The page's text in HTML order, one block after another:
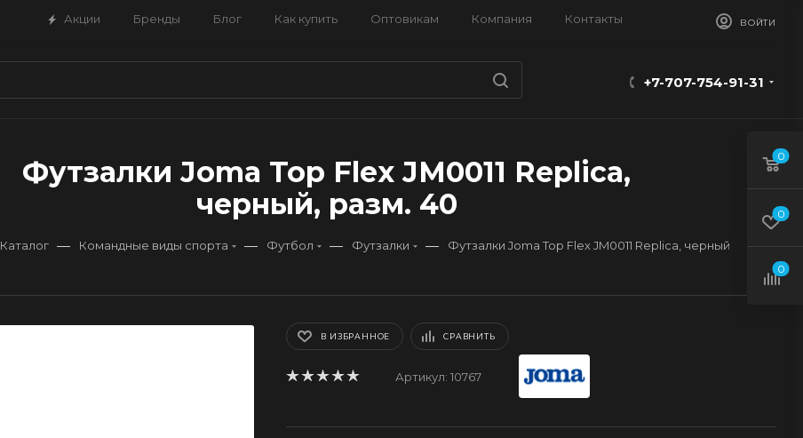
Акции Бренды Блог Как купить Оптовикам Компания Контакты ВОЙТИ
+7-707-754-91-31
Футзалки Joma Top Flex JM0011 Replica,
черный, разм. 40
Каталог — Командные виды спорта — Футбол — Футзалки — Футзалки Joma Top Flex JM0011 Replica, черный
В ИЗБРАННОЕ СРАВНИТЬ
Артикул: 10767
0
0
0